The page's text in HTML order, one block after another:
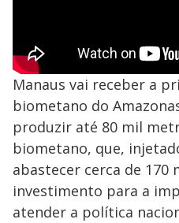
Manaus vai receber a
biometano do
produzir até 80 mil
biometano, que,
abastecer cerca de 170
investimento para a
atender a política